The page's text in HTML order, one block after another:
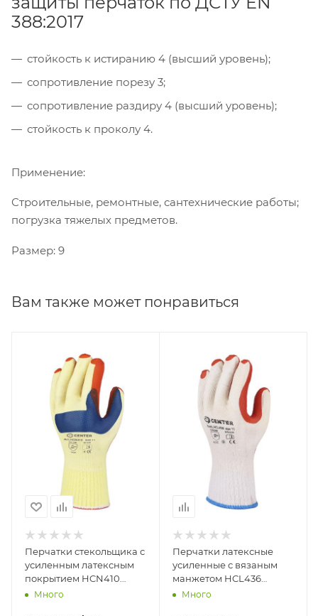
388:2017
стойкость к истиранию 4 (высший уровень);
сопротивление порезу 3;
сопротивление раздиру 4 (высший уровень);
стойкость к проколу 4.
Применение:
Строительные, ремонтные, сантехнические работы;
погрузка тяжелых предметов.
Размер: 9
Вам также может понравиться
Перчатки стекольщика с
усиленным латексным
покрытием HCN410
CENTER
Много
Перчатки латексные
усиленные с вязаным
манжетом HCL436
CENTER
Много